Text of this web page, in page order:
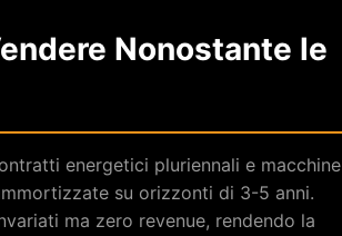
Nonostante le
energetici pluriennali e macchine
su orizzonti di 3-5 anni.
ma zero revenue, rendendo la